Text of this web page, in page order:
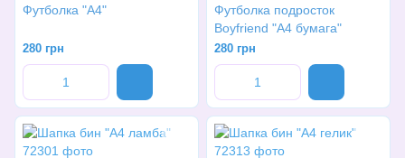
Футболка "А4"
280 грн
Футболка подросток
Boyfriend "A4 бумага"
280 грн